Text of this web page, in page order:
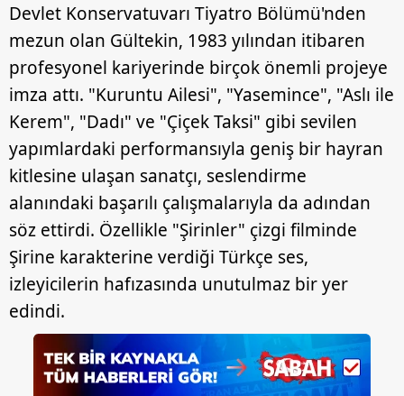
Devlet Konservatuvarı Tiyatro Bölümü'nden
mezun olan Gültekin, 1983 yılından itibaren
profesyonel kariyerinde birçok önemli projeye
imza attı. "Kuruntu Ailesi", "Yasemince", "Aslı ile
Kerem", "Dadı" ve "Çiçek Taksi" gibi sevilen
yapımlardaki performansıyla geniş bir hayran
kitlesine ulaşan sanatçı, seslendirme
alanındaki başarılı çalışmalarıyla da adından
söz ettirdi. Özellikle "Şirinler" çizgi filminde
Şirine karakterine verdiği Türkçe ses,
izleyicilerin hafızasında unutulmaz bir yer
edindi.